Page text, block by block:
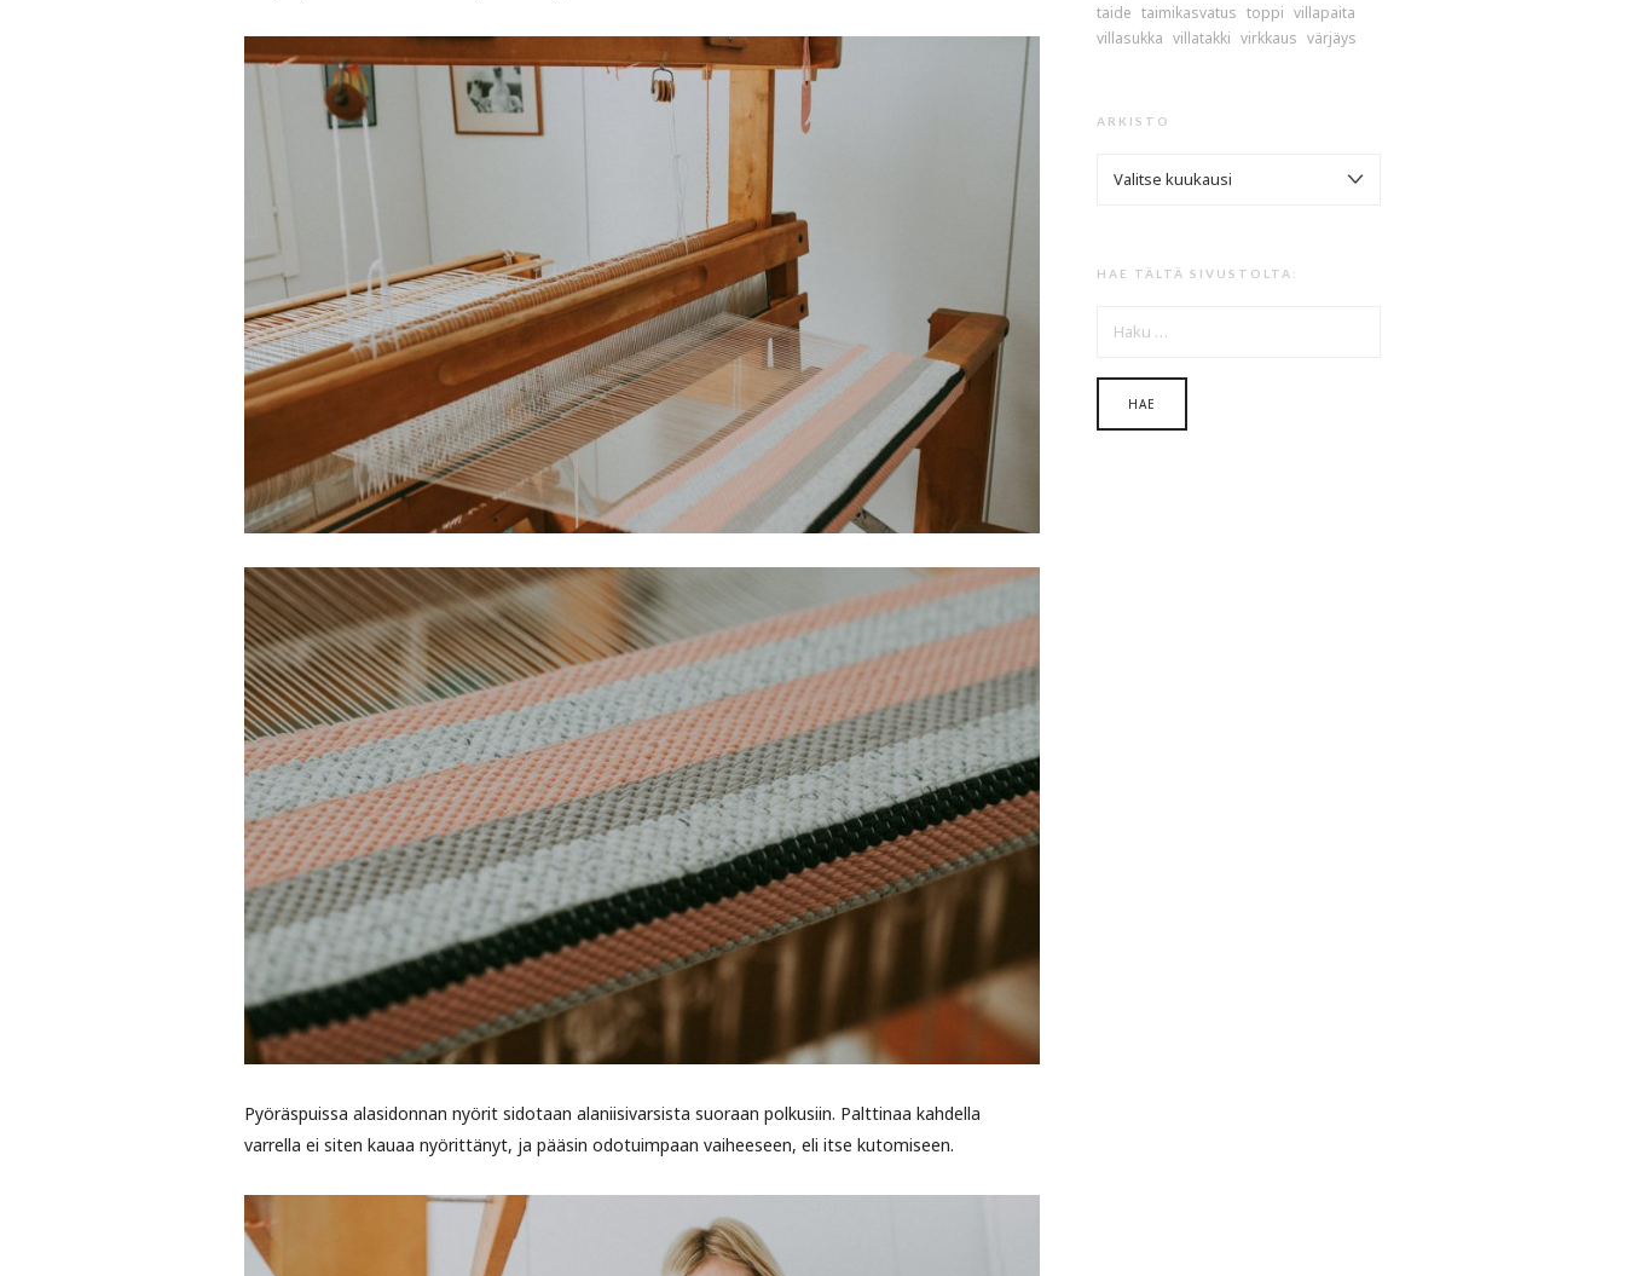
Pyöräspuissa alasidonnan nyörit sidotaan alaniisivarsista suoraan polkusiin. Palttinaa kahdella
varrella ei siten kauaa nyörittänyt, ja pääsin odotuimpaan vaiheeseen, eli itse kutomiseen.
taide taimikasvatus toppi villapaita
villasukka villatakki virkkaus värjäys
ARKISTO
HAE TÄLTÄ SIVUSTOLTA: